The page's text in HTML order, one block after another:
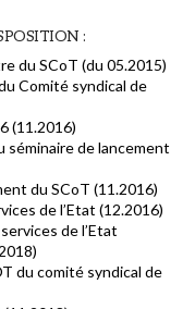
:
du SCoT (du 05.2015)
Comité syndical de
(11.2016)
séminaire de lancement
du SCoT (11.2016)
de l’Etat (12.2016)
de l’Etat
du comité syndical de